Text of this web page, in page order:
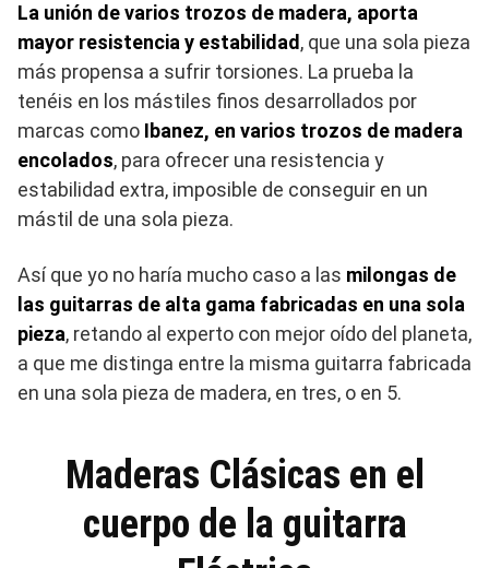
La unión de varios trozos de madera, aporta
mayor resistencia y estabilidad , que una sola pieza
más propensa a sufrir torsiones. La prueba la
tenéis en los mástiles finos desarrollados por
marcas como Ibanez, en varios trozos de madera
encolados, para ofrecer una resistencia y
estabilidad extra, imposible de conseguir en un
mástil de una sola pieza.
Así que yo no haría mucho caso a las milongas de
las guitarras de alta gama fabricadas en una sola
pieza, retando al experto con mejor oído del planeta,
a que me distinga entre la misma guitarra fabricada
en una sola pieza de madera, en tres, o en 5.
Maderas Clásicas en el
cuerpo de la guitarra